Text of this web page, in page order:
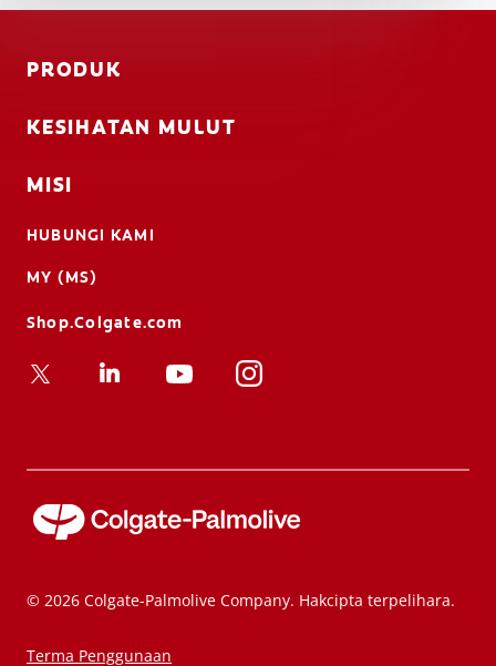
PRODUK
KESIHATAN MULUT
MISI
HUBUNGI KAMI
MY (MS)
Shop.Colgate.com
© 2026 Colgate-Palmolive Company. Hakcipta terpelihara.
Terma Penggunaan